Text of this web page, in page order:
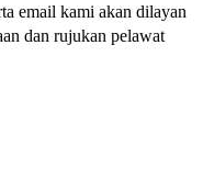
email kami akan dilayan
dan rujukan pelawat